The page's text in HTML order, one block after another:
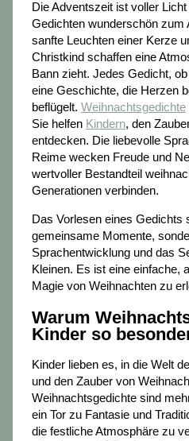
Die Adventszeit ist voller
Gedichten wunderschön
sanfte Leuchten einer Kerze
Christkind schaffen eine
Bann zieht. Jedes Gedicht,
eine Geschichte, die Herzen
beflügelt. Weihnachtsgedichte
Sie helfen Kindern, den
entdecken. Die liebevolle
Reime wecken Freude und
wertvoller Bestandteil
Generationen verbinden.
Das Vorlesen eines Gedichts
gemeinsame Momente,
Sprachentwicklung und das
Kleinen. Es ist eine einfache,
Magie von Weihnachten zu
Warum
Kinder so
Kinder lieben es, in die Welt
und den Zauber von
Weihnachtsgedichte sind
ein Tor zu Fantasie und
die festliche Atmosphäre zu